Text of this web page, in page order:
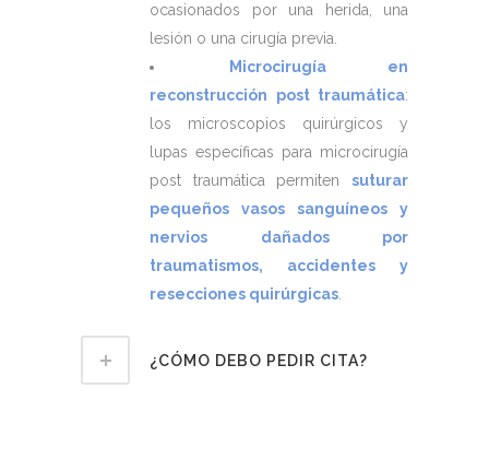
ocasionados por una herida, una
lesión o una cirugía previa.
Microcirugía en
reconstrucción post traumática:
los microscopios quirúrgicos y
lupas específicas para microcirugía
post traumática permiten suturar
pequeños vasos sanguíneos y
nervios dañados por
traumatismos, accidentes y
resecciones quirúrgicas
¿CÓMO DEBO PEDIR CITA?